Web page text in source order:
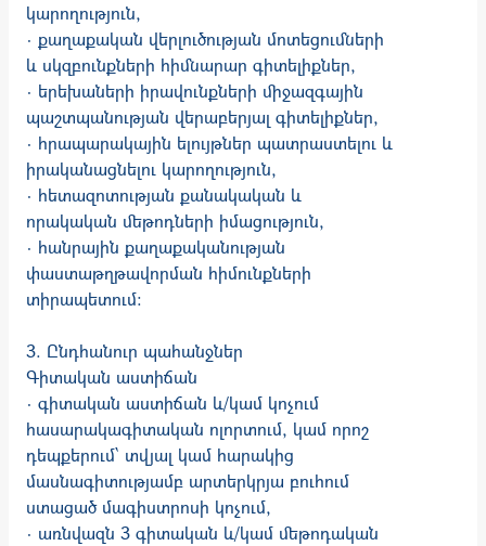
կարողություն,
· քաղաքական վերլուծության մոտեցումների
և սկզբունքների հիմնարար գիտելիքներ,
· երեխաների իրավունքների միջազգային
պաշտպանության վերաբերյալ գիտելիքներ,
· հրապարակային ելույթներ պատրաստելու և
իրականացնելու կարողություն,
· հետազոտության քանակական և
որակական մեթոդների իմացություն,
· հանրային քաղաքականության
փաստաթղթավորման հիմունքների
տիրապետում:
3. Ընդհանուր պահանջներ
Գիտական աստիճան
· գիտական աստիճան և/կամ կոչում
հասարակագիտական ոլորտում, կամ որոշ
դեպքերում՝ տվյալ կամ հարակից
մասնագիտությամբ արտերկրյա բուհում
ստացած մագիստրոսի կոչում,
· առնվազն 3 գիտական և/կամ մեթոդական